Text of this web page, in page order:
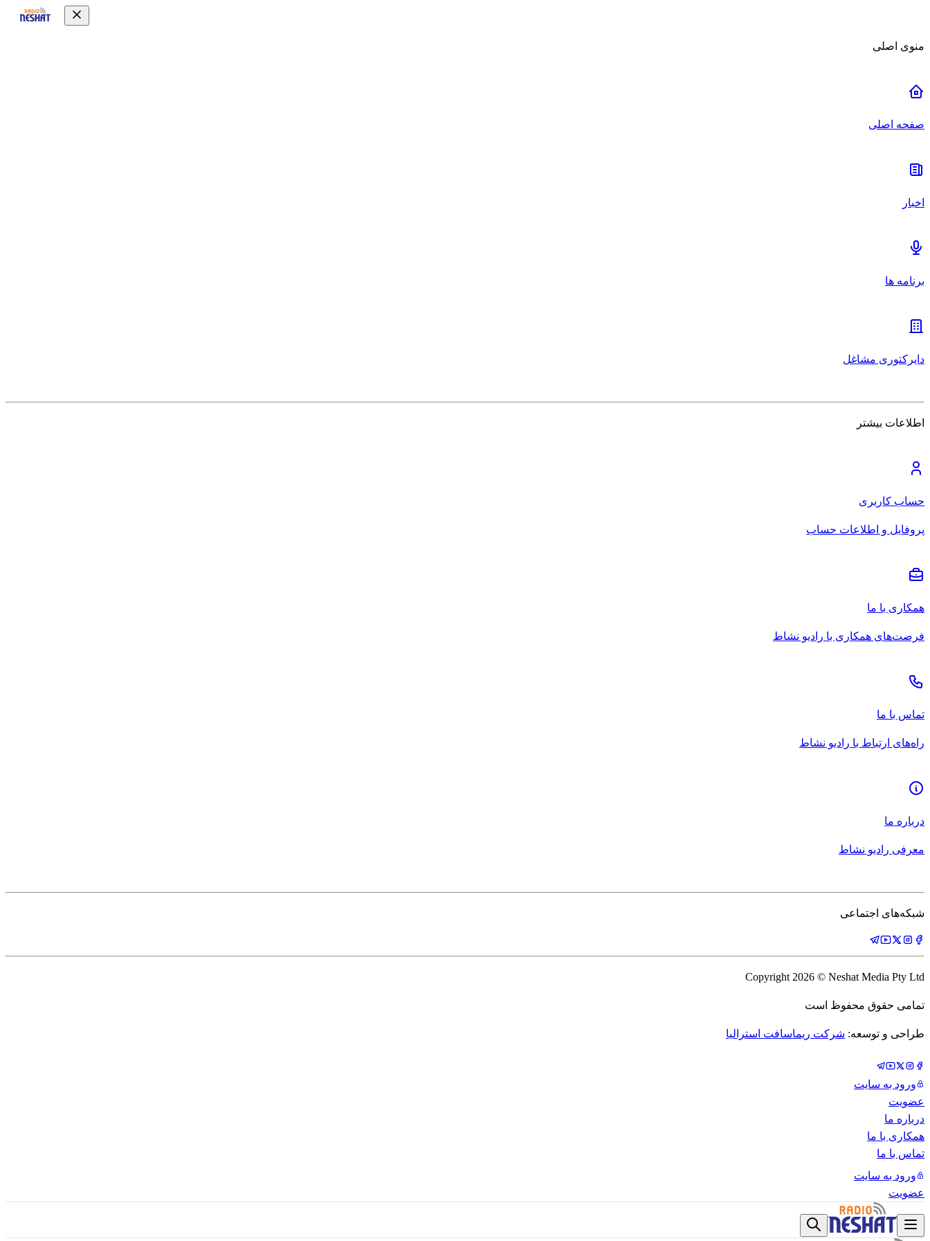
منوی اصلی
صفحه اصلی
اخبار
برنامه ها
دایرکتوری مشاغل
اطلاعات بیشتر
حساب کاربری
پروفایل و اطلاعات حساب
همکاری با ما
فرصت‌های همکاری با رادیو نشاط
تماس با ما
راه‌های ارتباط با رادیو نشاط
درباره ما
معرفی رادیو نشاط
شبکه‌های اجتماعی
Copyright 2026 © Neshat Media Pty Ltd
تمامی حقوق محفوظ است
طراحی و توسعه: شرکت ریماسافت استرالیا
ورود به سایت
عضویت
درباره ما
همکاری با ما
تماس با ما
ورود به سایت
عضویت